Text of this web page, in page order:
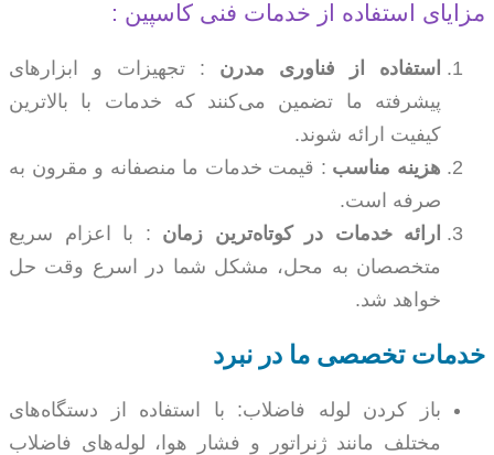
مزایای استفاده از خدمات فنی کاسپین :
استفاده از فناوری مدرن : تجهیزات و ابزارهای
پیشرفته ما تضمین می‌کنند که خدمات با بالاترین
کیفیت ارائه شوند.
هزینه مناسب : قیمت خدمات ما منصفانه و مقرون به
صرفه است.
ارائه خدمات در کوتاه‌ترین زمان : با اعزام سریع
متخصصان به محل، مشکل شما در اسرع وقت حل
خواهد شد.
خدمات تخصصی ما در نبرد
باز کردن لوله فاضلاب: با استفاده از دستگاه‌های
مختلف مانند ژنراتور و فشار هوا، لوله‌های فاضلاب